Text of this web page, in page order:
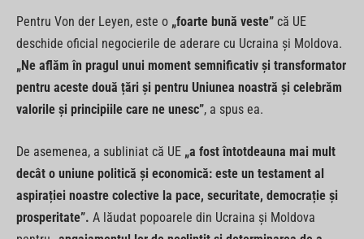
Pentru Von der Leyen, este o „foarte bună veste” că UE
deschide oficial negocierile de aderare cu Ucraina și Moldova.
„Ne aflăm în pragul unui moment semnificativ și transformator
pentru aceste două țări și pentru Uniunea noastră și celebrăm
valorile și principiile care ne unesc”, a spus ea.
De asemenea, a subliniat că UE „a fost întotdeauna mai mult
decât o uniune politică și economică: este un testament al
aspirației noastre colective la pace, securitate, democrație și
prosperitate”. A lăudat popoarele din Ucraina și Moldova